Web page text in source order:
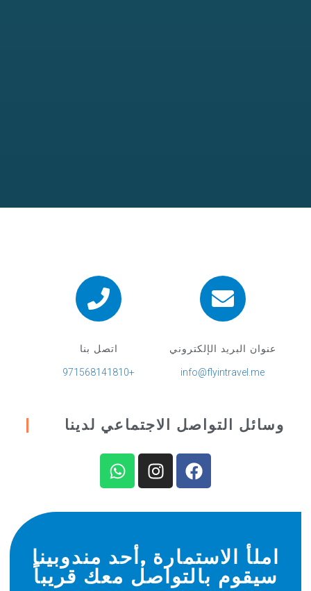
عنوان البريد الإلكتروني
info@flyintravel.me
اتصل بنا
+971568141810
وسائل التواصل الاجتماعي لدينا
املأ الاستمارة ,أحد مندوبينا
سيقوم بالتواصل معك قريباً